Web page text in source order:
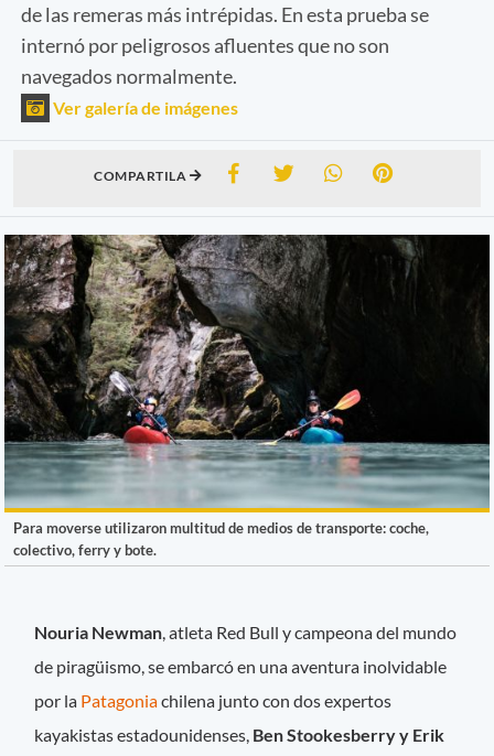
de las remeras más intrépidas. En esta prueba se
internó por peligrosos afluentes que no son
navegados normalmente.
Ver galería de imágenes
COMPARTILA
Para moverse utilizaron multitud de medios de transporte: coche,
colectivo, ferry y bote.
Nouria Newman , atleta Red Bull y campeona del mundo
de piragüismo, se embarcó en una aventura inolvidable
por la Patagoniachilena junto con dos expertos
kayakistas estadounidenses, Ben Stookesberry y Erik